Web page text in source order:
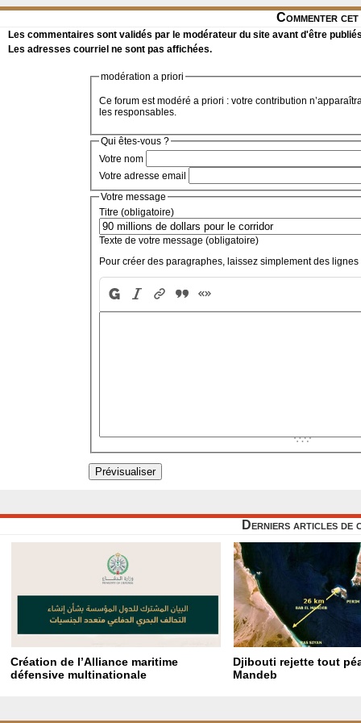
Commenter
Les commentaires sont validés par le modérateur du site avant d'être
Les adresses courriel ne sont pas affichées.
modération a priori
Ce forum est modéré a priori : votre contribution
les responsables.
Qui êtes-vous ?
Votre nom
Votre adresse email
Votre message
Titre (obligatoire)
Texte de votre message (obligatoire)
Pour créer des paragraphes, laissez simplement des lignes
Derniers articles de
Création de l’Alliance maritime
défensive multinationale
Djibouti rejette tout
Mandeb